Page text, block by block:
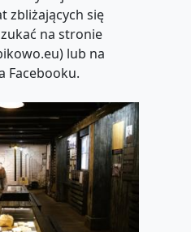
zbliżających się
na stronie
) lub na
Facebooku.